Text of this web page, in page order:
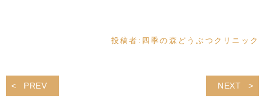
投稿者: 四季の森どうぶつクリニック
PREV NEXT